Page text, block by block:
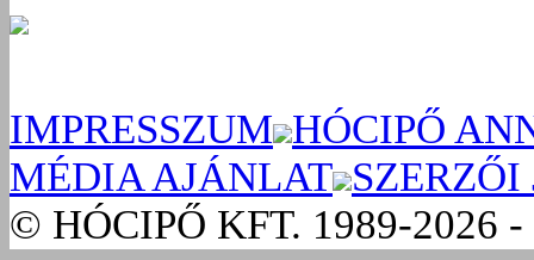
IMPRESSZUM HÓCIPŐ
MÉDIA AJÁNLAT SZERZŐI
© HÓCIPŐ KFT. 1989-2026